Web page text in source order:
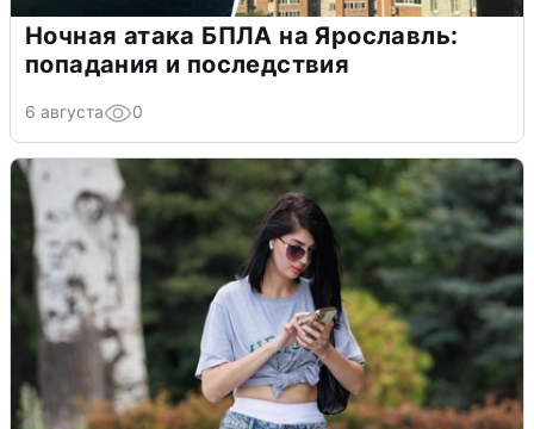
Ночная атака БПЛА на Ярославль:
попадания и последствия
6 августа 0